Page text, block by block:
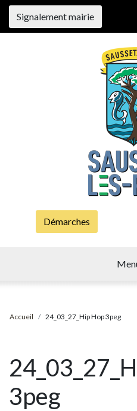
Signalement mairie
Démarches
Accueil 24_03_27_Hip Hop 3peg
3peg